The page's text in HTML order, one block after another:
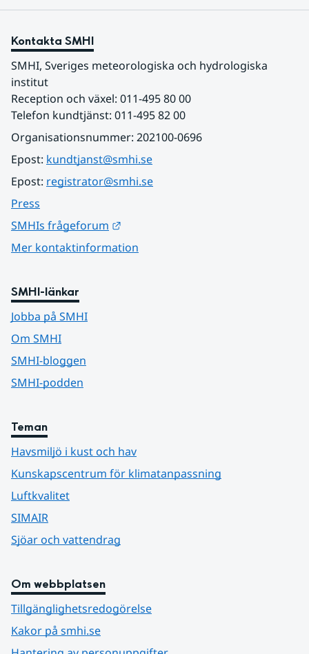
Kontakta SMHI
SMHI, Sveriges meteorologiska och hydrologiska
institut
Reception och växel: 011-495 80 00
Telefon kundtjänst: 011-495 82 00
Organisationsnummer: 202100-0696
Epost: kundtjanst@smhi.se
Epost: registrator@smhi.se
Press
SMHIs frågeforum
Mer kontaktinformation
SMHI-länkar
Jobba på SMHI
Om SMHI
SMHI-bloggen
SMHI-podden
Teman
Havsmiljö i kust och hav
Kunskapscentrum för klimatanpassning
Luftkvalitet
SIMAIR
Sjöar och vattendrag
Om webbplatsen
Tillgänglighetsredogörelse
Kakor på smhi.se